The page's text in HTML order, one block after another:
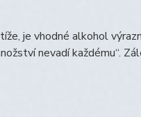
je vhodné alkohol
nevadí každému“.